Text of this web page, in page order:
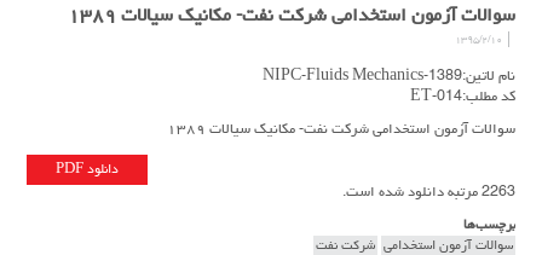
سوالات آزمون استخدامی شرکت نفت- مکانیک سیالات ۱۳۸۹
۱۳۹۵/۲/۱۰
نام لاتین:1389-NIPC-Fluids Mechanics
کد مطلب:ET-014
سوالات آزمون استخدامی شرکت نفت- مکانیک سیالات ۱۳۸۹
دانلود PDF
2263 مرتبه دانلود شده است.
برچسب‌ها
سوالات آزمون استخدامی شرکت نفت